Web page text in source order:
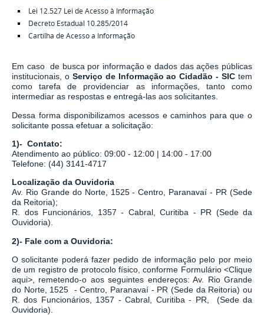
Lei 12.527 Lei de Acesso à Informação
Decreto Estadual 10.285/2014
Cartilha de Acesso a Informação
Em caso de busca por informação e dados das ações públicas
institucionais, o Serviço de Informação ao Cidadão - SICtem
como tarefa de
providenciar as informações, tanto como
intermediar as respostas e entregá-las aos solicitantes.
Dessa forma disponibilizamos acessos e caminhos para que o
solicitante possa efetuar a solicitação:
1)- Contato:
Atendimento ao público: 09:00 - 12:00 | 14:00 - 17:00
Telefone: (44) 3141-4717
Localização da Ouvidoria
Av. Rio Grande do Norte, 1525 - Centro, Paranavaí - PR (Sede
da Reitoria);
R. dos Funcionários, 1357 - Cabral, Curitiba - PR (Sede da
Ouvidoria).
2)- Fale com a Ouvidoria:
O solicitante poderá fazer pedido de informação pelo por meio
de um registro de protocolo físico, conforme Formulário <Clique
aqui> , remetendo-o aos seguintes endereços: Av. Rio Grande
do Norte, 1525 - Centro, Paranavaí - PR (Sede da Reitoria) ou
R. dos Funcionários, 1357 - Cabral, Curitiba - PR,
(Sede da
Ouvidoria).